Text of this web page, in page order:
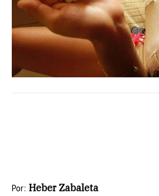
Por: Heber Zabaleta